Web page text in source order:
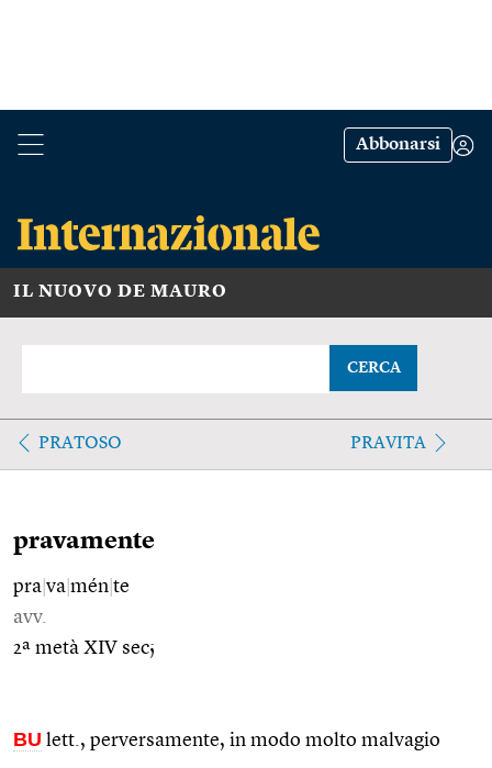
Abbonarsi
IL NUOVO DE MAURO
CERCA
PRATOSO PRAVITA
pravamente
pra va mén te
avv.
2ª metà XIV sec;
BU lett., perversamente, in modo molto malvagio